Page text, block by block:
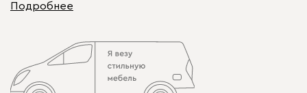
Подробнее